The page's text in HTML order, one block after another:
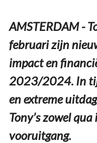
AMSTERDAM -
februari zijn
impact en
2023/2024. In
en extreme
Tony’s zowel
vooruitgang.